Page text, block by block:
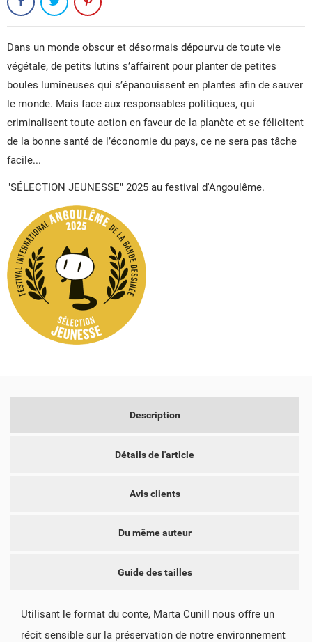
Dans un monde obscur et désormais dépourvu de toute vie
végétale, de petits lutins s’affairent pour planter de petites
boules lumineuses qui s’épanouissent en plantes afin de sauver
le monde. Mais face aux responsables politiques, qui
criminalisent toute action en faveur de la planète et se félicitent
de la bonne santé de l’économie du pays, ce ne sera pas tâche
facile...
"SÉLECTION JEUNESSE" 2025 au festival d'Angoulême.
Description
Détails de l'article
Avis clients
Du même auteur
Guide des tailles
Utilisant le format du conte, Marta Cunill nous offre un
récit sensible sur la préservation de notre environnement
MES LISTES D'ENVIES
add_circle_outline
CRÉER UNE LISTE D'ENVIES
ANNULER
CONNEXION
PRODUITS À VOTRE LISTE D'ENVIES.
ANNULER